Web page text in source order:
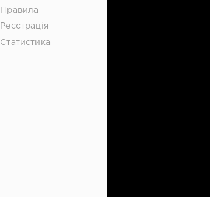
Правила
Реєстрація
Статистика